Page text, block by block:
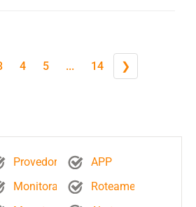
4 5 ... 14 ❯
Provedores
APP
Monitoramento
Roteamento